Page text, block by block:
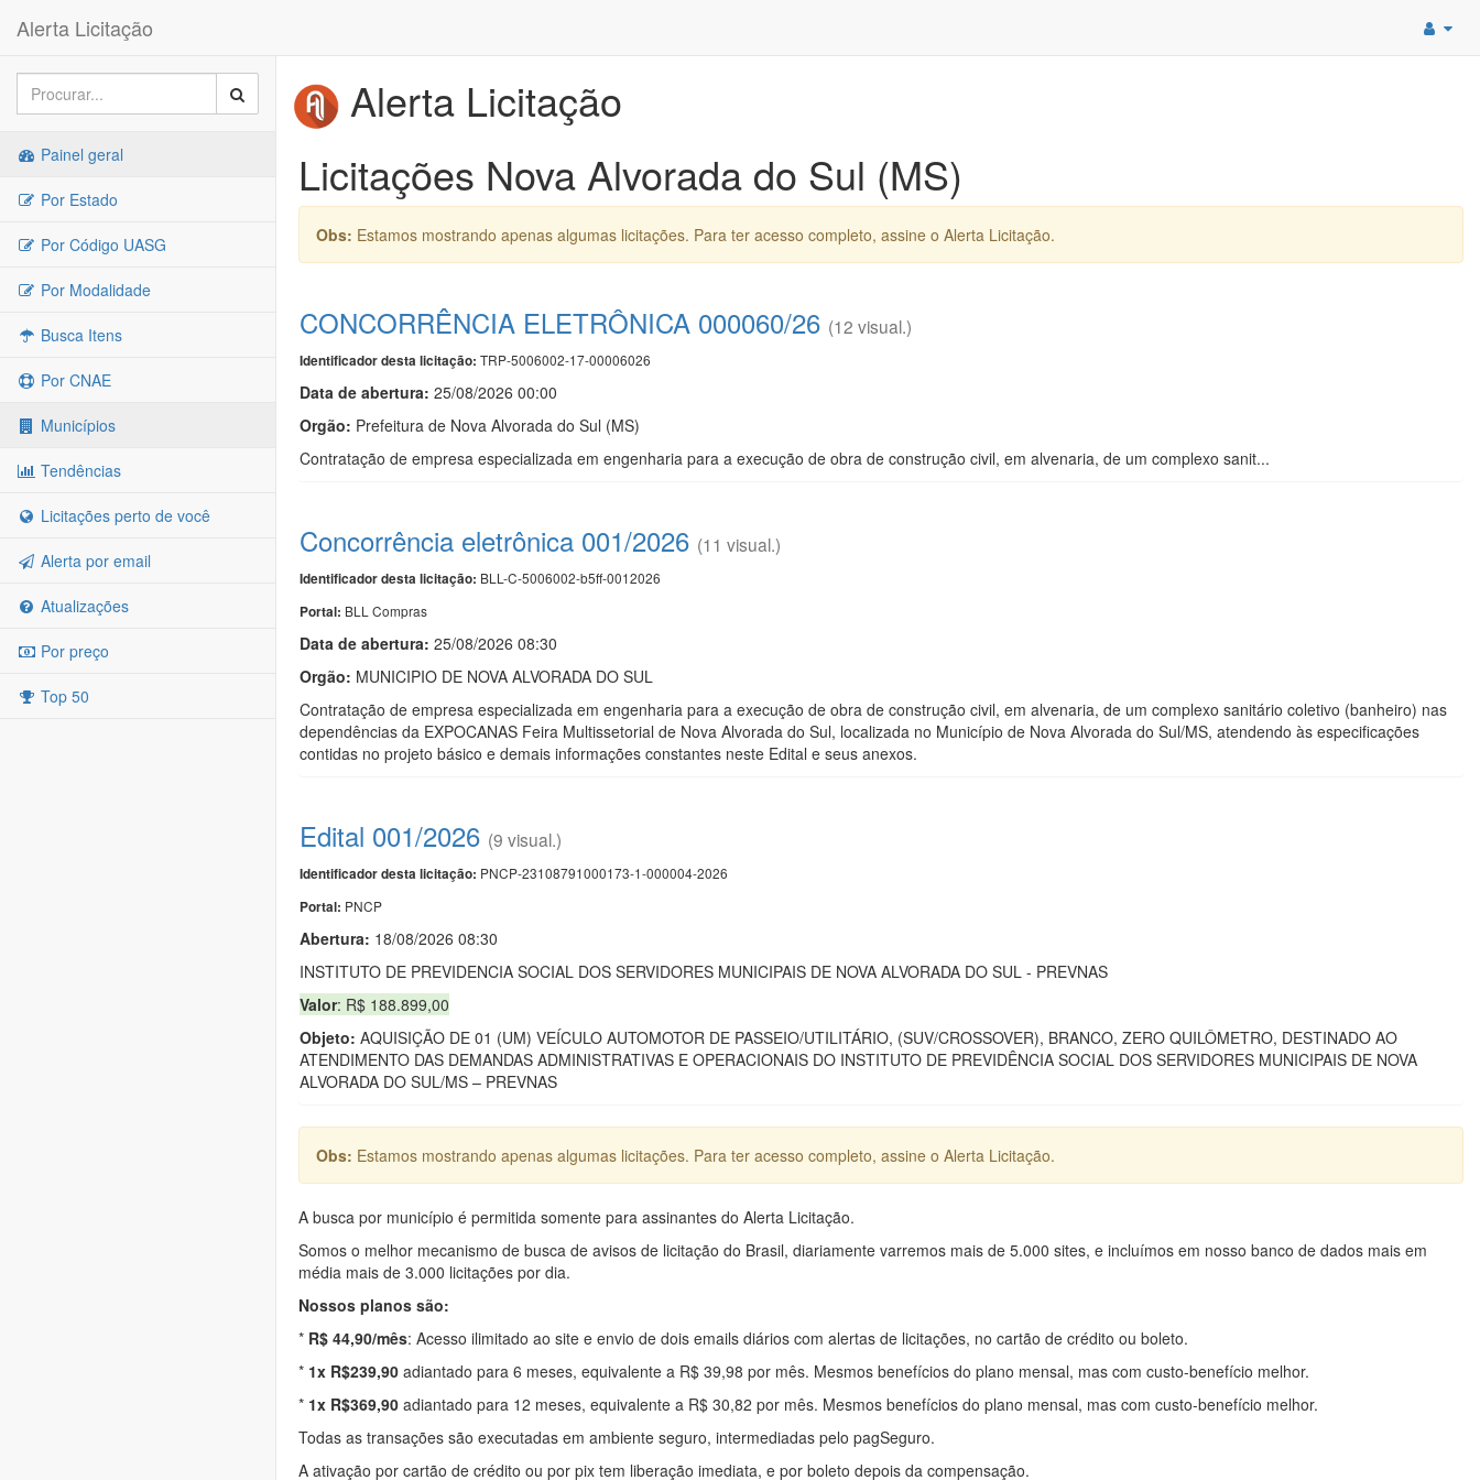
Alerta Licitação
Painel geral
Por Estado
Por Código UASG
Por Modalidade
Busca Itens
Por CNAE
Municípios
Tendências
Licitações perto de você
Alerta por email
Atualizações
Por preço
Top 50
Alerta Licitação
Licitações Nova Alvorada do Sul (MS)
Obs: Estamos mostrando apenas algumas licitações. Para ter acesso completo, assine o Alerta Licitação.
CONCORRÊNCIA ELETRÔNICA 000060/26 (12 visual.)
Identificador desta licitação: TRP-5006002-17-00006026
Data de abertura: 25/08/2026 00:00
Orgão: Prefeitura de Nova Alvorada do Sul (MS)
Contratação de empresa especializada em engenharia para a execução de obra de construção civil, em alvenaria, de um complexo sanit...
Concorrência eletrônica 001/2026 (11 visual.)
Identificador desta licitação: BLL-C-5006002-b5ff-0012026
Portal: BLL Compras
Data de abertura: 25/08/2026 08:30
Orgão: MUNICIPIO DE NOVA ALVORADA DO SUL
Contratação de empresa especializada em engenharia para a execução de obra de construção civil, em alvenaria, de um complexo sanitário coletivo (banheiro) nas
dependências da EXPOCANAS Feira Multissetorial de Nova Alvorada do Sul, localizada no Município de Nova Alvorada do Sul/MS, atendendo às especificações
contidas no projeto básico e demais informações constantes neste Edital e seus anexos.
Edital 001/2026 (9 visual.)
Identificador desta licitação: PNCP-23108791000173-1-000004-2026
Portal: PNCP
Abertura: 18/08/2026 08:30
INSTITUTO DE PREVIDENCIA SOCIAL DOS SERVIDORES MUNICIPAIS DE NOVA ALVORADA DO SUL - PREVNAS
Valor: R$ 188.899,00
Objeto: AQUISIÇÃO DE 01 (UM) VEÍCULO AUTOMOTOR DE PASSEIO/UTILITÁRIO, (SUV/CROSSOVER), BRANCO, ZERO QUILÔMETRO, DESTINADO AO
ATENDIMENTO DAS DEMANDAS ADMINISTRATIVAS E OPERACIONAIS DO INSTITUTO DE PREVIDÊNCIA SOCIAL DOS SERVIDORES MUNICIPAIS DE NOVA
ALVORADA DO SUL/MS – PREVNAS
Obs: Estamos mostrando apenas algumas licitações. Para ter acesso completo, assine o Alerta Licitação.
A busca por município é permitida somente para assinantes do Alerta Licitação.
Somos o melhor mecanismo de busca de avisos de licitação do Brasil, diariamente varremos mais de 5.000 sites, e incluímos em nosso banco de dados mais em
média mais de 3.000 licitações por dia.
Nossos planos são:
* R$ 44,90/mês: Acesso ilimitado ao site e envio de dois emails diários com alertas de licitações, no cartão de crédito ou boleto.
* 1x R$239,90 adiantado para 6 meses, equivalente a R$ 39,98 por mês. Mesmos benefícios do plano mensal, mas com custo-benefício melhor.
* 1x R$369,90 adiantado para 12 meses, equivalente a R$ 30,82 por mês. Mesmos benefícios do plano mensal, mas com custo-benefício melhor.
Todas as transações são executadas em ambiente seguro, intermediadas pelo pagSeguro.
A ativação por cartão de crédito ou por pix tem liberação imediata, e por boleto depois da compensação.